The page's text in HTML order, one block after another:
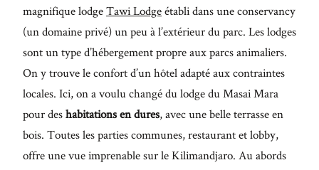
magnifique lodgeTawi Lodgeétabli dans une conservancy
(un domaine privé) un peu à l’extérieur du parc. Les lodges
sont un type d’hébergement propre aux parcs animaliers.
On y trouve le confort d’un hôtel adapté aux contraintes
locales. Ici, on a voulu changé du lodge du Masai Mara
pour deshabitations en dures, avec une belle terrasse en
bois. Toutes les parties communes, restaurant et lobby,
offre une vue imprenable sur le Kilimandjaro. Au abords